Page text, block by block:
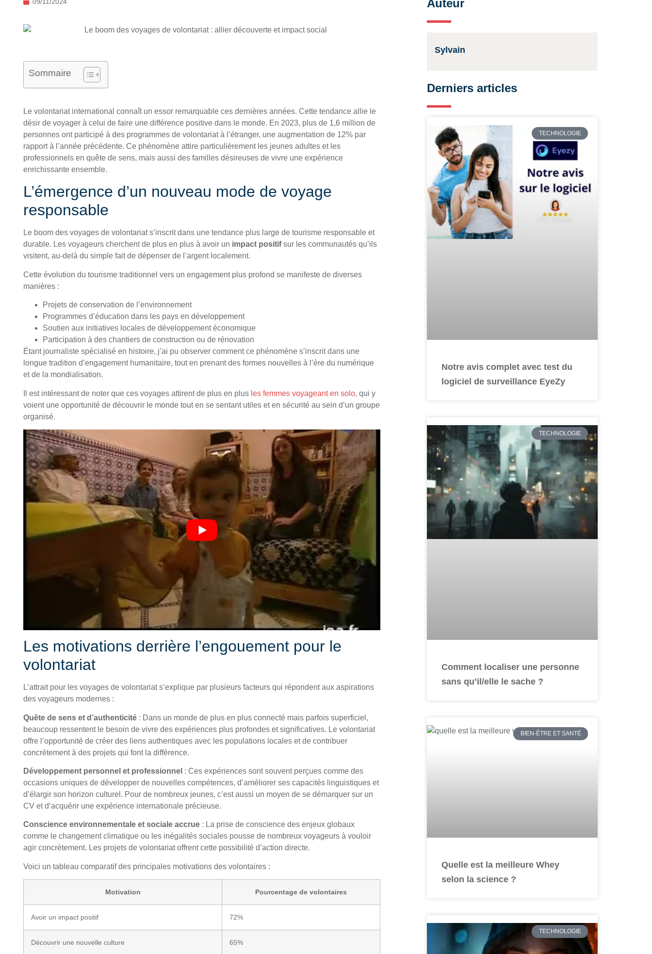
Sommaire
Le volontariat international connaît un essor remarquable ces dernières années. Cette tendance allie le
désir de voyager à celui de faire une différence positive dans le monde. En 2023, plus de 1,6 million de
personnes ont participé à des programmes de volontariat à l’étranger, une augmentation de 12% par
rapport à l’année précédente. Ce phénomène attire particulièrement les jeunes adultes et les
professionnels en quête de sens, mais aussi des familles désireuses de vivre une expérience
enrichissante ensemble.
L’émergence d’un nouveau mode de voyage
responsable
Le boom des voyages de volontariat s’inscrit dans une tendance plus large de tourisme responsable et
durable. Les voyageurs cherchent de plus en plus à avoir un impact positifsur les communautés qu’ils
visitent, au-delà du simple fait de dépenser de l’argent localement.
Cette évolution du tourisme traditionnel vers un engagement plus profond se manifeste de diverses
manières :
Projets de conservation de l’environnement
Programmes d’éducation dans les pays en développement
Soutien aux initiatives locales de développement économique
Participation à des chantiers de construction ou de rénovation
Étant journaliste spécialisé en histoire, j’ai pu observer comment ce phénomène s’inscrit dans une
longue tradition d’engagement humanitaire, tout en prenant des formes nouvelles à l’ère du numérique
et de la mondialisation.
Il est intéressant de noter que ces voyages attirent de plus en plus les femmes voyageant en solo, qui y
voient une opportunité de découvrir le monde tout en se sentant utiles et en sécurité au sein d’un groupe
organisé.
Les motivations derrière l’engouement pour le
volontariat
L’attrait pour les voyages de volontariat s’explique par plusieurs facteurs qui répondent aux aspirations
des voyageurs modernes :
Quête de sens et d’authenticité : Dans un monde de plus en plus connecté mais parfois superficiel,
beaucoup ressentent le besoin de vivre des expériences plus profondes et significatives. Le volontariat
offre l’opportunité de créer des liens authentiques avec les populations locales et de contribuer
concrètement à des projets qui font la différence.
Développement personnel et professionnel : Ces expériences sont souvent perçues comme des
occasions uniques de développer de nouvelles compétences, d’améliorer ses capacités linguistiques et
d’élargir son horizon culturel. Pour de nombreux jeunes, c’est aussi un moyen de se démarquer sur un
CV et d’acquérir une expérience internationale précieuse.
Conscience environnementale et sociale accrue : La prise de conscience des enjeux globaux
comme le changement climatique ou les inégalités sociales pousse de nombreux voyageurs à vouloir
agir concrètement. Les projets de volontariat offrent cette possibilité d’action directe.
Voici un tableau comparatif des principales motivations des volontaires :
Motivation Pourcentage de volontaires
Avoir un impact positif 72%
Découvrir une nouvelle culture 65%
Auteur
Sylvain
Derniers articles
TECHNOLOGIE
Notre avis complet avec test du
logiciel de surveillance EyeZy
TECHNOLOGIE
Comment localiser une personne
sans qu’il/elle le sache ?
BIEN-ÊTRE ET SANTÉ
Quelle est la meilleure Whey
selon la science ?
TECHNOLOGIE